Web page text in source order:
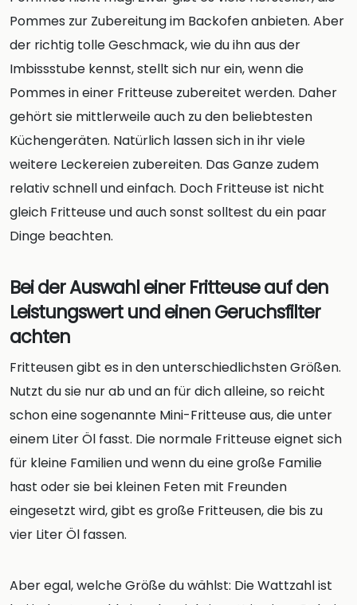
Pommes zur Zubereitung im Backofen anbieten. Aber
der richtig tolle Geschmack, wie du ihn aus der
Imbissstube kennst, stellt sich nur ein, wenn die
Pommes in einer Fritteuse zubereitet werden. Daher
gehört sie mittlerweile auch zu den beliebtesten
Küchengeräten. Natürlich lassen sich in ihr viele
weitere Leckereien zubereiten. Das Ganze zudem
relativ schnell und einfach. Doch Fritteuse ist nicht
gleich Fritteuse und auch sonst solltest du ein paar
Dinge beachten.
Bei der Auswahl einer Fritteuse auf den
Leistungswert und einen Geruchsfilter
achten
Fritteusen gibt es in den unterschiedlichsten Größen.
Nutzt du sie nur ab und an für dich alleine, so reicht
schon eine sogenannte Mini-Fritteuse aus, die unter
einem Liter Öl fasst. Die normale Fritteuse eignet sich
für kleine Familien und wenn du eine große Familie
hast oder sie bei kleinen Feten mit Freunden
eingesetzt wird, gibt es große Fritteusen, die bis zu
vier Liter Öl fassen.
Aber egal, welche Größe du wählst: Die Wattzahl ist